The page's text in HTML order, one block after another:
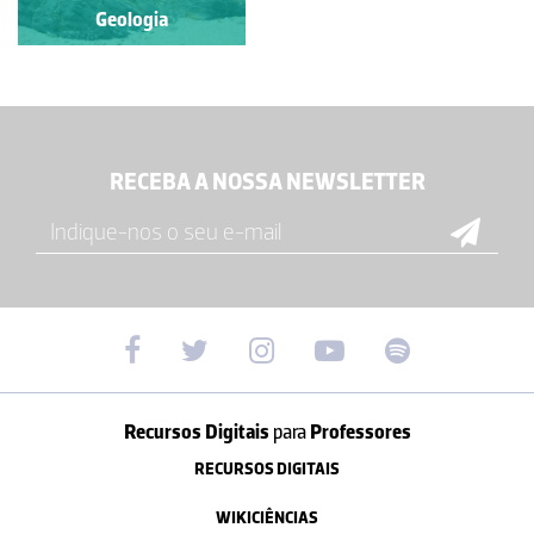
Geologia
RECEBA A NOSSA NEWSLETTER
Recursos Digitais paraProfessores
RECURSOS DIGITAIS
WIKICIÊNCIAS